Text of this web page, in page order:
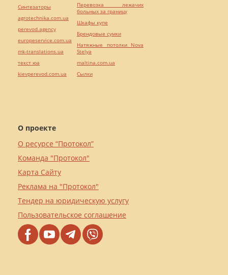
О проекте
О ресурсе “Протокол”
Команда "Протокол"
Карта Сайту
Реклама на "Протокол"
Тендер на юридическую услугу
Пользовательское соглашение
Синтезаторы
agrotechnika.com.ua
perevod.agency
europeservice.com.ua
mk-translations.ua
текст юа
kievperevod.com.ua
Перевозка лежачих
больных за границу
Шкафы купе
Брендовые сумки
Натяжные потолки Nova
Stelya
maltina.com.ua
Cылки